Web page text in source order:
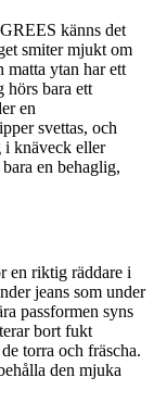
känns det
smiter mjukt om
matta ytan har ett
hörs bara ett
en
svettas, och
i knäveck eller
en behaglig,
en riktig räddare i
jeans som under
passformen syns
bort fukt
torra och fräscha.
den mjuka